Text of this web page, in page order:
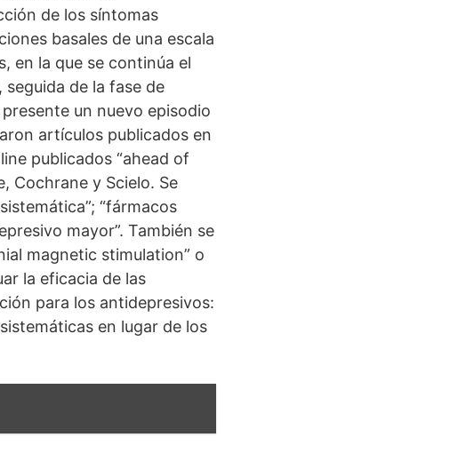
de los síntomas
basales de una escala
en la que se continúa el
de la fase de
un nuevo episodio
artículos publicados en
publicados “ahead of
Cochrane y Scielo. Se
“fármacos
mayor”. También se
magnetic stimulation” o
la eficacia de las
para los antidepresivos:
en lugar de los